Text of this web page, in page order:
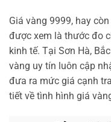
Giá vàng 9999, hay
được xem là thước đo
kinh tế. Tại Sơn Hà,
vàng uy tín luôn cập
đưa ra mức giá cạnh
tiết về tình hình giá